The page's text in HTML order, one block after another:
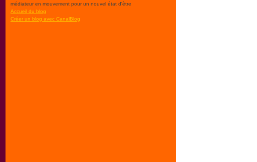
médiateur en mouvement pour un nouvel état d'être
Accueil du blog
Créer un blog avec CanalBlog